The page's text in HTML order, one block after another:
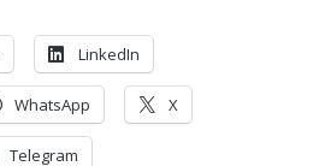
LinkedIn
WhatsApp X
Telegram